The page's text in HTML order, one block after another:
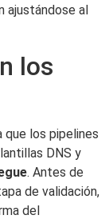
al
los
que los pipelines
DNS y
. Antes de
de validación,
del